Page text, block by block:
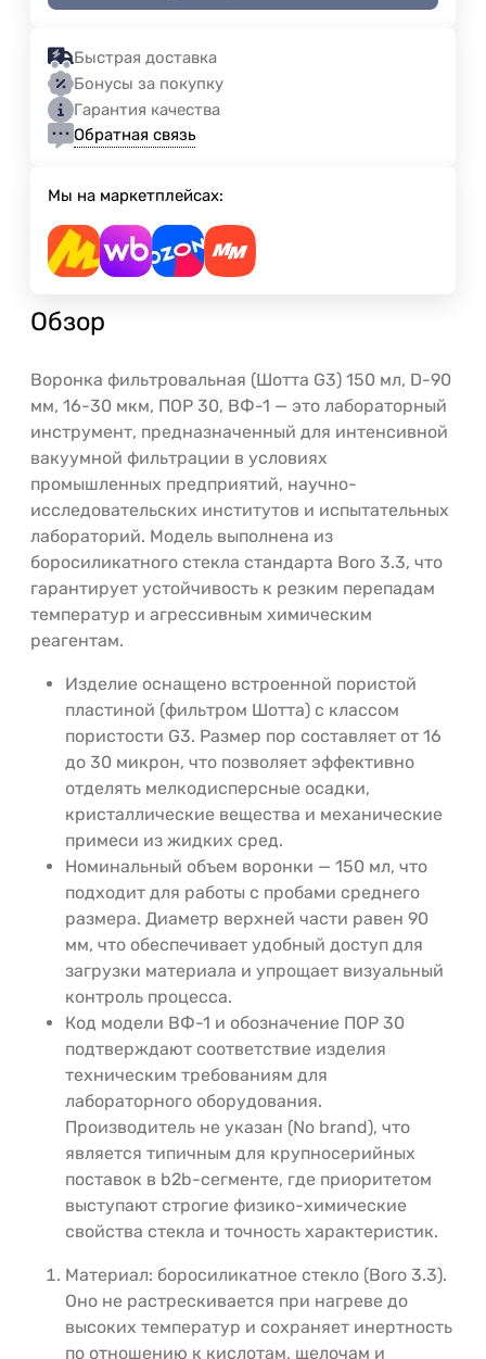
Быстрая доставка
Бонусы за покупку
Гарантия качества
Обратная связь
Мы на маркетплейсах:
Обзор
Воронка фильтровальная (Шотта G3) 150 мл, D-90
мм, 16-30 мкм, ПОР 30, ВФ-1 — это лабораторный
инструмент, предназначенный для интенсивной
вакуумной фильтрации в условиях
промышленных предприятий, научно-
исследовательских институтов и испытательных
лабораторий. Модель выполнена из
боросиликатного стекла стандарта Boro 3.3, что
гарантирует устойчивость к резким перепадам
температур и агрессивным химическим
реагентам.
Изделие оснащено встроенной пористой
пластиной (фильтром Шотта) с классом
пористости G3. Размер пор составляет от 16
до 30 микрон, что позволяет эффективно
отделять мелкодисперсные осадки,
кристаллические вещества и механические
примеси из жидких сред.
Номинальный объем воронки — 150 мл, что
подходит для работы с пробами среднего
размера. Диаметр верхней части равен 90
мм, что обеспечивает удобный доступ для
загрузки материала и упрощает визуальный
контроль процесса.
Код модели ВФ-1 и обозначение ПОР 30
подтверждают соответствие изделия
техническим требованиям для
лабораторного оборудования.
Производитель не указан (No brand), что
является типичным для крупносерийных
поставок в b2b-сегменте, где приоритетом
выступают строгие физико-химические
свойства стекла и точность характеристик.
Материал: боросиликатное стекло (Boro 3.3).
Оно не растрескивается при нагреве до
высоких температур и сохраняет инертность
по отношению к кислотам, щелочам и